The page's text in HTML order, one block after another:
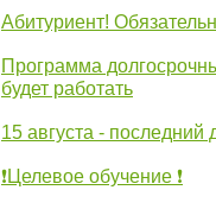
Абитуриент!
Программа
будет работать
15 августа - последний
❗Целевое обучение ❗